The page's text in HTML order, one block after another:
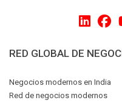
RED GLOBAL DE
Negocios modernos en India
Red de negocios modernos